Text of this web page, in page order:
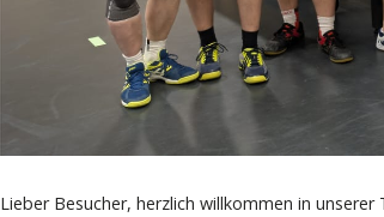
Lieber Besucher, herzlich willkommen in